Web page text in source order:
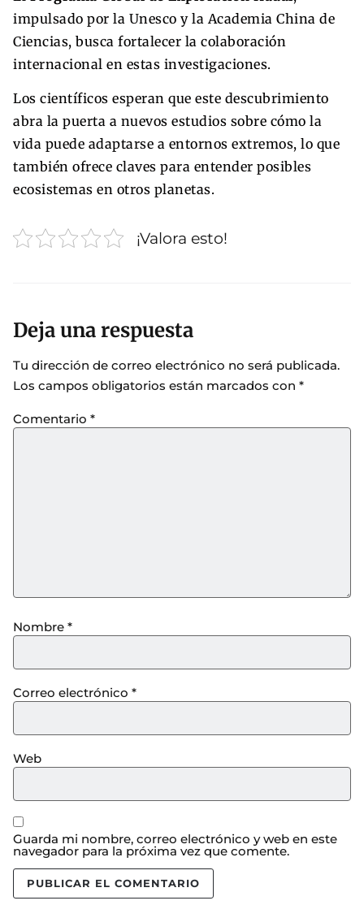
impulsado por la Unesco y la Academia China de
Ciencias, busca fortalecer la colaboración
internacional en estas investigaciones.
Los científicos esperan que este descubrimiento
abra la puerta a nuevos estudios sobre cómo la
vida puede adaptarse a entornos extremos, lo que
también ofrece claves para entender posibles
ecosistemas en otros planetas.
¡Valora esto!
Deja una respuesta
Tu dirección de correo electrónico no será publicada.
Los campos obligatorios están marcados con *
Comentario *
Nombre *
Correo electrónico *
Web
Guarda mi nombre, correo electrónico y web en este
navegador para la próxima vez que comente.